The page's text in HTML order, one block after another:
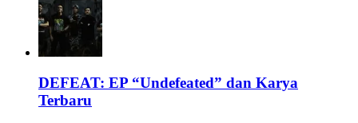
DEFEAT: EP “Undefeated” dan Karya
Terbaru